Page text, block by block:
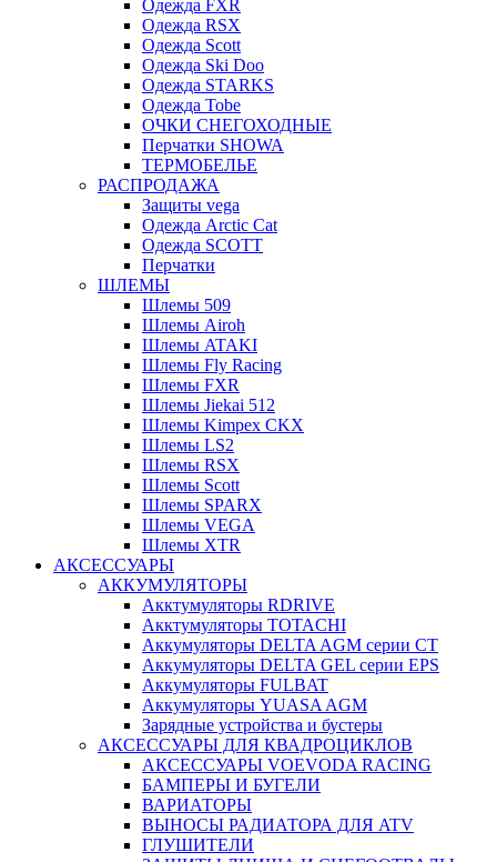
Одежда FXR
Одежда RSX
Одежда Scott
Одежда Ski Doo
Одежда STARKS
Одежда Tobe
ОЧКИ СНЕГОХОДНЫЕ
Перчатки SHOWA
ТЕРМОБЕЛЬЕ
РАСПРОДАЖА
Защиты vega
Одежда Arctic Cat
Одежда SCOTT
Перчатки
ШЛЕМЫ
Шлемы 509
Шлемы Airoh
Шлемы ATAKI
Шлемы Fly Racing
Шлемы FXR
Шлемы Jiekai 512
Шлемы Kimpex CKX
Шлемы LS2
Шлемы RSX
Шлемы Scott
Шлемы SPARX
Шлемы VEGA
Шлемы XTR
АКСЕССУАРЫ
АККУМУЛЯТОРЫ
Акктумуляторы RDRIVE
Акктумуляторы TOTACHI
Аккумуляторы DELTA AGM серии CT
Аккумуляторы DELTA GEL серии EPS
Аккумуляторы FULBAT
Аккумуляторы YUASA AGM
Зарядные устройства и бустеры
АКСЕССУАРЫ ДЛЯ КВАДРОЦИКЛОВ
АКСЕССУАРЫ VOEVODA RACING
БАМПЕРЫ И БУГЕЛИ
ВАРИАТОРЫ
ВЫНОСЫ РАДИАТОРА ДЛЯ ATV
ГЛУШИТЕЛИ